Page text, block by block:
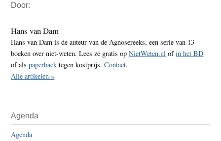
Sidebar
Door:
Hans van Dam
Hans van Dam is de auteur van de Agnosereeks, een serie van 13
boeken over niet-weten. Lees ze gratis opNietWeten.nl ofin het BD
of alspaperback tegen kostprijs.Contact.
Alle artikelen »
Agenda
Agenda